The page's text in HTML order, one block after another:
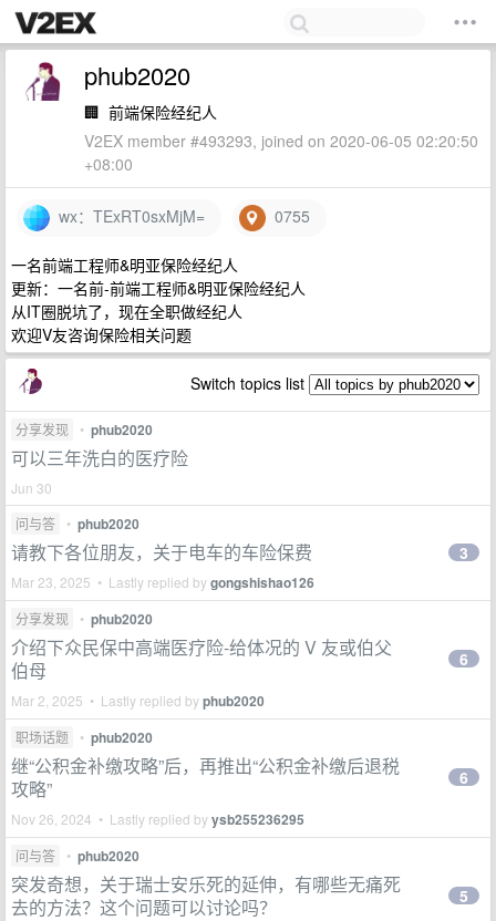
phub2020
🏢 前端保险经纪人
V2EX member #493293, joined on 2020-06-05 02:20:50
+08:00
wx：TExRT0sxMjM= 0755
一名前端工程师&明亚保险经纪人
更新：一名前-前端工程师&明亚保险经纪人
从IT圈脱坑了，现在全职做经纪人
欢迎V友咨询保险相关问题
Switch topics list
分享发现 • phub2020
可以三年洗白的医疗险
Jun 30
问与答
• phub2020
请教下各位朋友，关于电车的车险保费
Mar 23, 2025 • Lastly replied bygongshishao126
3
分享发现 • phub2020
介绍下众民保中高端医疗险-给体况的 V 友或伯父
伯母
Mar 2, 2025 • Lastly replied byphub2020
6
职场话题 • phub2020
继“公积金补缴攻略”后，再推出“公积金补缴后退税
攻略”
Nov 26, 2024 • Lastly replied byysb255236295
6
问与答 • phub2020
突发奇想，关于瑞士安乐死的延伸，有哪些无痛死
去的方法？这个问题可以讨论吗？
5